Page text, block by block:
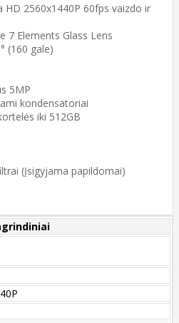
2560x1440P 60fps vaizdo ir
7 Elements Glass Lens
(160 gale)
5MP
kondensatoriai
iki 512GB
(Įsigyjama papildomai)